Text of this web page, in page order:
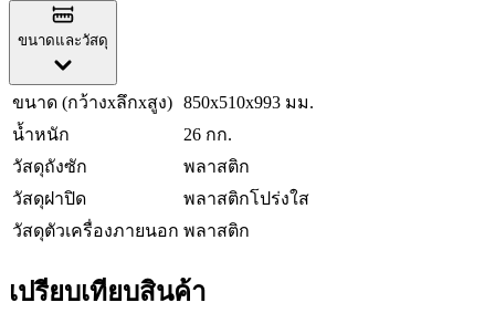
ขนาดและวัสดุ
ขนาด (กว้างxลึกxสูง) 850x510x993 มม.
น้ำหนัก
26 กก.
วัสดุถังซัก
พลาสติก
วัสดุฝาปิด
พลาสติกโปร่งใส
วัสดุตัวเครื่องภายนอก พลาสติก
เปรียบเทียบสินค้า